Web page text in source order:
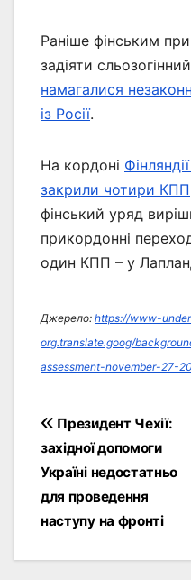
Раніше фінським
задіяти
намагалися
із Росії.
На кордоні
закрили чотири КПП
фінський уряд
прикордонні
один КПП – у
Джерело: https://www-
org.translate.goog/
assessment-november-27-
Навігація
записів
Президент Чехії:
західної допомоги
Україні недостатньо
для проведення
наступу на фронті